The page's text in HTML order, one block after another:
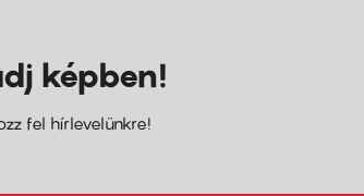
képben!
fel hírlevelünkre!